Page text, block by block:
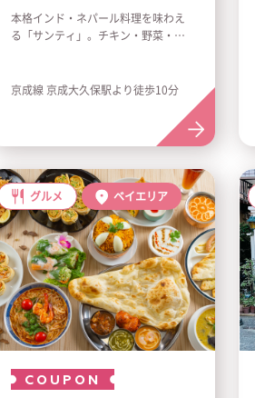
本格インド・ネパール料理を味わえ
る「サンティ」。チキン・野菜・マ
富なナンを楽しめます。テイクアウ
京成線 京成大久保駅より徒歩10分
グルメ ベイエリア
COUPON